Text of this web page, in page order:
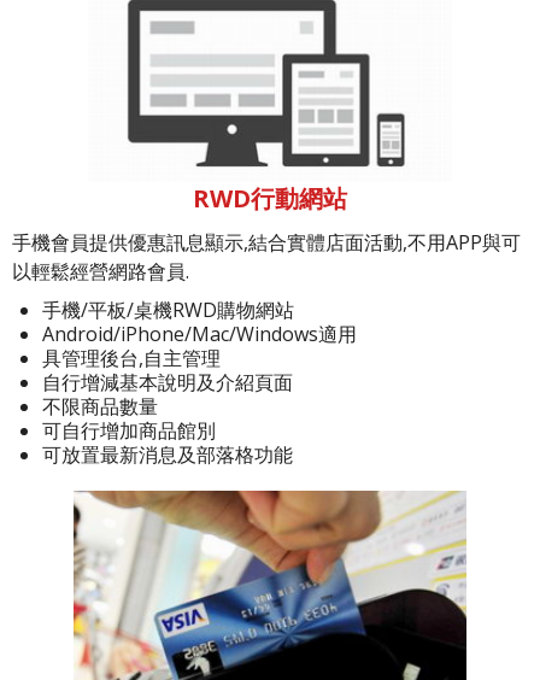
RWD行動網站
手機會員提供優惠訊息顯示,結合實體店面活動,不用APP與可
以輕鬆經營網路會員.
手機/平板/桌機RWD購物網站
Android/iPhone/Mac/Windows適用
具管理後台,自主管理
自行增減基本說明及介紹頁面
不限商品數量
可自行增加商品館別
可放置最新消息及部落格功能